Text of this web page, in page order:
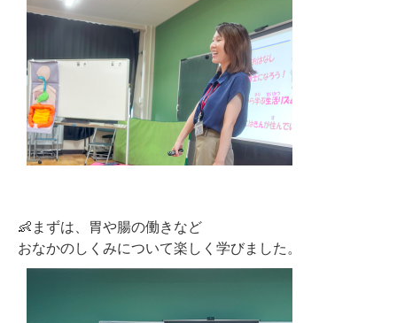
👶まずは、胃や腸の働きなど
おなかのしくみについて楽しく学びました。